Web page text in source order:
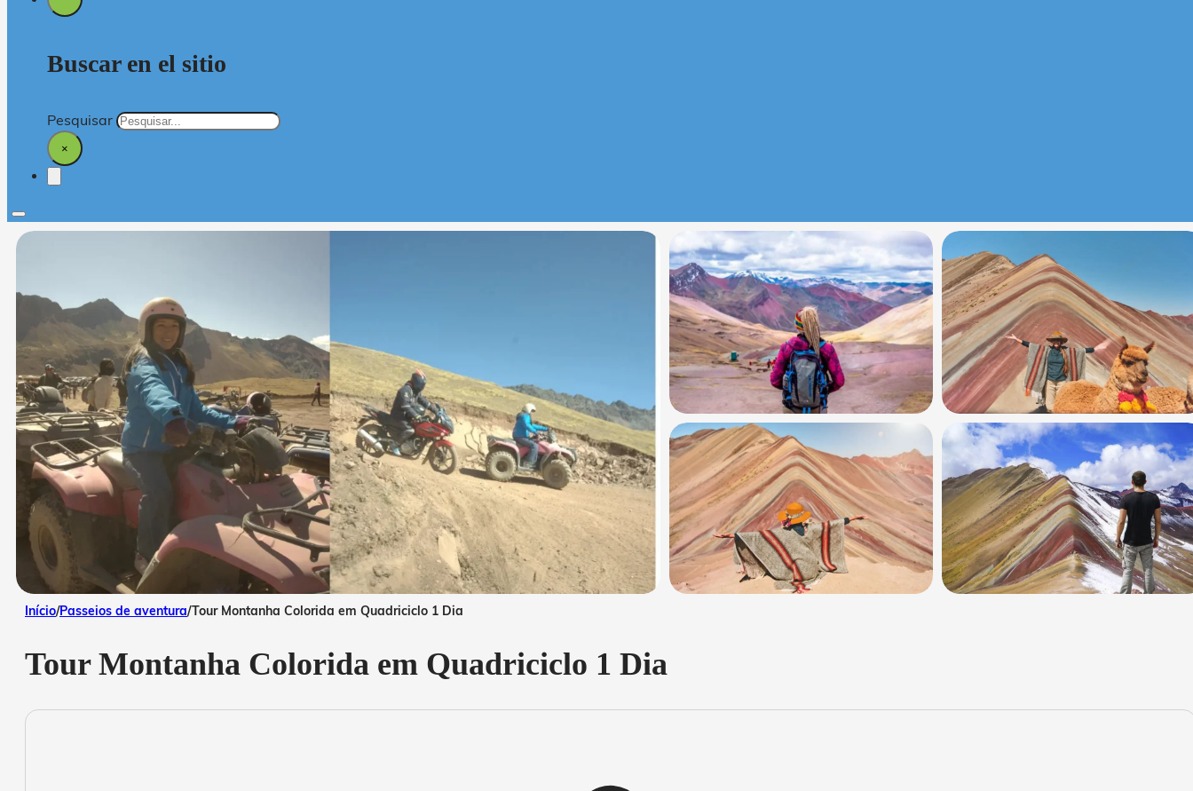
Buscar en el sitio
Pesquisar
×
Início/Passeios de aventura/Tour Montanha Colorida em Quadriciclo 1 Dia
Tour Montanha Colorida em Quadriciclo 1 Dia